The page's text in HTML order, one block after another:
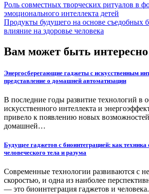
Роль совместных творческих ритуалов в
эмоционального интеллекта детей
Продукты будущего на основе съедобных
влияние на здоровье человека
Вам может быть интересно
Энергосберегающие гаджеты с искусственным
представление о домашней автоматизации
В последние годы развитие технологий в
искусственного интеллекта и
привело к появлению новых
домашней…
Будущее гаджетов с биоинтеграцией: как техника
человеческого тела и разума
Современные технологии развиваются с
скоростью, и одна из наиболее
— это биоинтеграция гаджетов и